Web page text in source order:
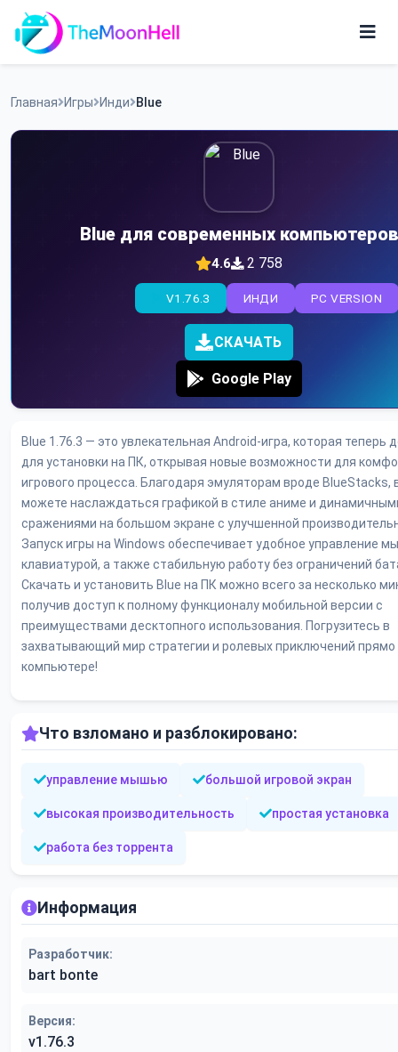
Skip
content
Приложения
Главная Игры Инди Blue
Blue для современных компьютеров
4.6 2 758
PC VERSION
ИНДИ
V1.76.3
СКАЧАТЬ
Google Play
Blue 1.76.3 — это увлекательная Android-игра, которая теперь
для установки на ПК, открывая новые возможности для
игрового процесса. Благодаря эмуляторам вроде BlueStacks,
можете наслаждаться графикой в стиле аниме и
сражениями на большом экране с улучшенной
Запуск игры на Windows обеспечивает удобное управление
клавиатурой, а также стабильную работу без ограничений
Скачать и установить Blue на ПК можно всего за несколько
получив доступ к полному функционалу мобильной версии с
преимуществами десктопного использования. Погрузитесь в
захватывающий мир стратегии и ролевых приключений
компьютере!
Что взломано и разблокировано:
управление мышью большой игровой экран
высокая производительность простая установка
работа без торрента
Информация
Разработчик:
bart bonte
Версия:
v1.76.3